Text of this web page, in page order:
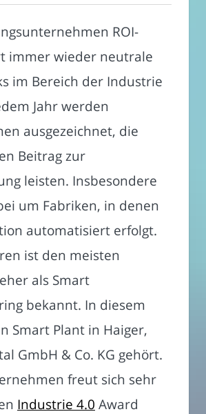
ROI-
immer wieder neutrale
im Bereich der Industrie
Jahr werden
ausgezeichnet, die
Beitrag zur
leisten. Insbesondere
um Fabriken, in denen
automatisiert erfolgt.
ist den meisten
als Smart
bekannt. In diesem
Smart Plant in Haiger,
GmbH & Co. KG gehört.
freut sich sehr
Industrie 4.0 Award